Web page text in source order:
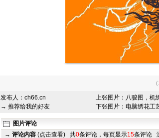
发布人： ch66.cn
→ 推荐给我的好友
上张图片： 八骏图，机
下张图片： 电脑绣花工
图片评论
→ 评论内容(点击查看)共0条评论，每页显示15条评论